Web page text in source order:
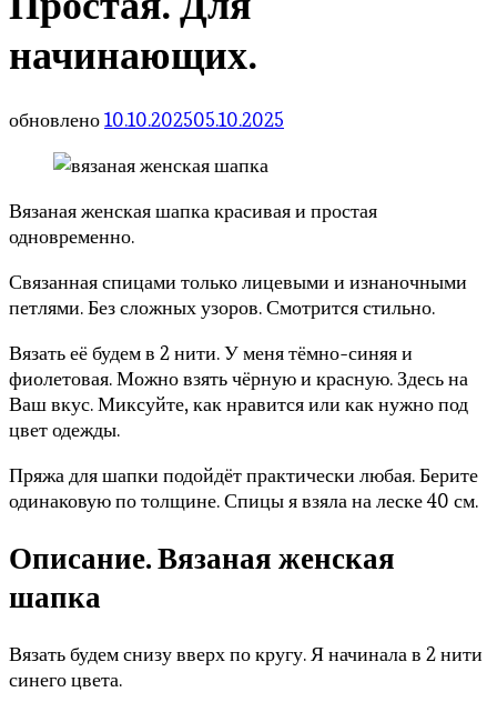
начинающих.
обновлено10.10.202505.10.2025
Вязаная женская шапка красивая и простая
одновременно.
Связанная спицами только лицевыми и изнаночными
петлями. Без сложных узоров. Смотрится стильно.
Вязать её будем в 2 нити. У меня тёмно-синяя и
фиолетовая. Можно взять чёрную и красную. Здесь на
Ваш вкус. Миксуйте, как нравится или как нужно под
цвет одежды.
Пряжа для шапки подойдёт практически любая. Берите
одинаковую по толщине. Спицы я взяла на леске 40 см.
Описание. Вязаная женская
шапка
Вязать будем снизу вверх по кругу. Я начинала в 2 нити
синего цвета.